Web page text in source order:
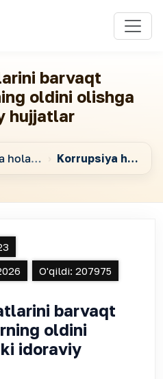
barvaqt
oldini olishga
hujjatlar
ularning oldini olish Korrupsiya holatlarini barvaqt aniqlash va ularning oldini olishga doir ichki idoraviy hujjatlar
O'qildi: 207975
barvaqt
oldini
idoraviy